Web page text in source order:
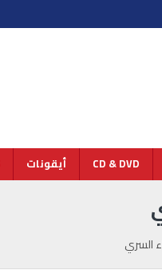
CD & DVD أيقونات
السري